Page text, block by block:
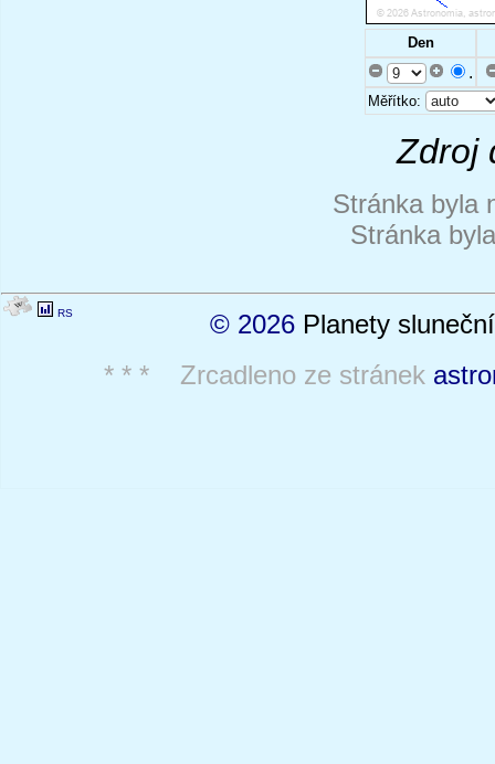
Den
.
Měřítko:
Zdroj
Stránka byla
Stránka
RS © 2026 Planety
* * * Zrcadleno ze stránek